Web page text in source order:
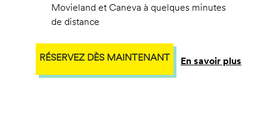
Movieland et Caneva à quelques minutes
de distance
RÉSERVEZ DÈS MAINTENANT En savoir plus